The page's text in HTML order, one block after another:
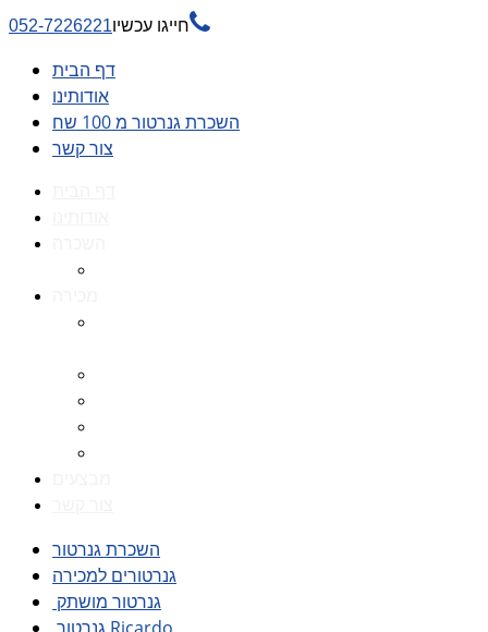
חייגו עכשיו052-7226221 
דף הבית
אודותינו
השכרת גנרטור מ 100 שח
צור קשר
השכרת גנרטור
גנרטורים למכירה
גנרטור מושתק